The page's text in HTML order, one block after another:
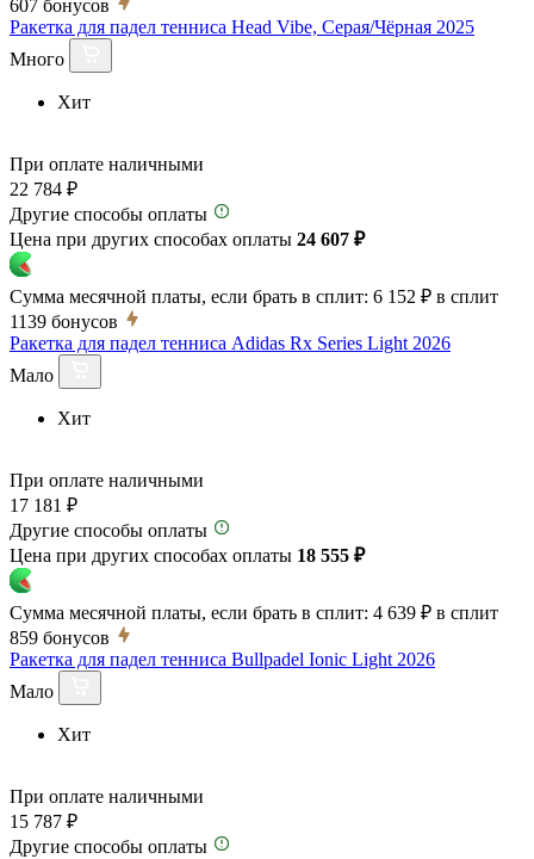
607 бонусов
Ракетка для падел тенниса Head Vibe, Серая/Чёрная 2025
Много
Хит
При оплате наличными
22 784 ₽
Другие способы оплаты
Цена при других способах оплаты 24 607 ₽
Сумма месячной платы, если брать в сплит: 6 152 ₽ в сплит
1139 бонусов
Ракетка для падел тенниса Adidas Rx Series Light 2026
Мало
Хит
При оплате наличными
17 181 ₽
Другие способы оплаты
Цена при других способах оплаты 18 555 ₽
Сумма месячной платы, если брать в сплит: 4 639 ₽ в сплит
859 бонусов
Ракетка для падел тенниса Bullpadel Ionic Light 2026
Мало
Хит
При оплате наличными
15 787 ₽
Другие способы оплаты